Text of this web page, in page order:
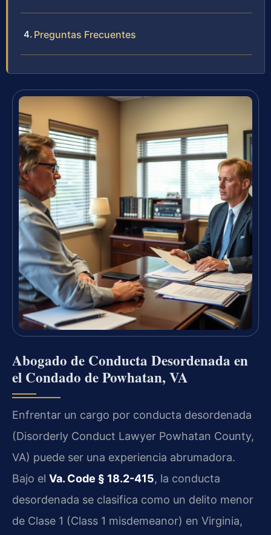
Preguntas Frecuentes
Abogado de Conducta Desordenada en
el Condado de Powhatan, VA
Enfrentar un cargo por conducta desordenada
(Disorderly Conduct Lawyer Powhatan County,
VA) puede ser una experiencia abrumadora.
Bajo el Va. Code § 18.2-415, la conducta
desordenada se clasifica como un delito menor
de Clase 1 (Class 1 misdemeanor) en Virginia,